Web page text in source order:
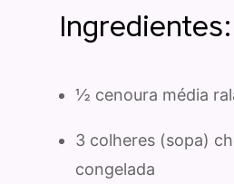
Ingredientes:
½ cenoura média
3 colheres (sopa)
congelada